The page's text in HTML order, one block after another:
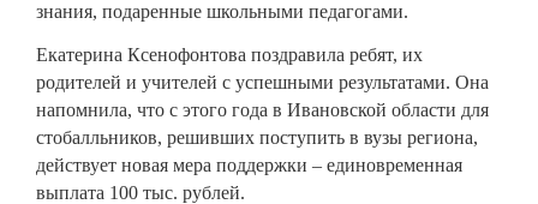
знания, подаренные школьными педагогами.
Екатерина Ксенофонтова поздравила ребят, их
родителей и учителей с успешными результатами. Она
напомнила, что с этого года в Ивановской области для
стобалльников, решивших поступить в вузы региона,
действует новая мера поддержки – единовременная
выплата 100 тыс. рублей.